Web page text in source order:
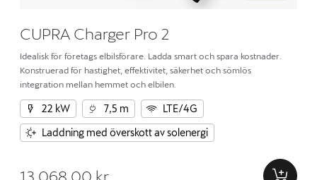
CUPRA Charger Pro 2
Idealisk för företags elbilsförare. Ladda smart och spara kostnader.
Konstruerad för hastighet, effektivitet, säkerhet och sömlös
integration mellan hemmet och elbilen.
22 kW 7,5 m
LTE/4G
Laddning med överskott av solenergi
13 068,00 kr